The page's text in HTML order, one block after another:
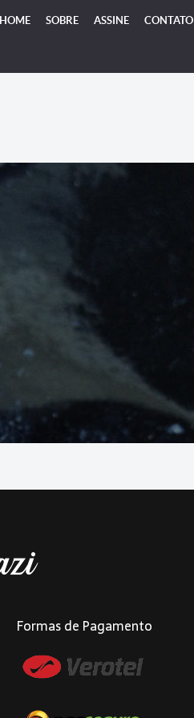
HOME SOBRE ASSINE CONTATO
Formas de Pagamento